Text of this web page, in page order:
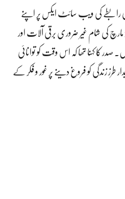
کی ویب سائٹ ایکس پر اپنے
پیغام میں شہریوں پر زور دیا کہ وہ 28 مارچ کی شام غیر ضروری برقی آلات اور
کا کہنا تھا کہ اس وقت کو توانائی
طرز زندگی کو فروغ دینے پر غور و فکر کے